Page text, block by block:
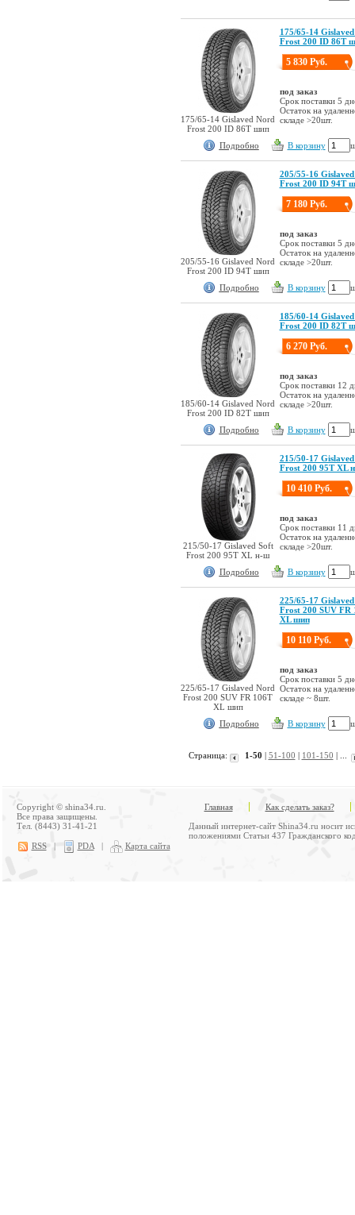
175/65-14 Gislaved Nord
Frost 200 ID 86T шип
175/65-14
Frost 200 ID 86T
5 830 Руб.
под заказ
Срок поставки 5
Остаток на
складе >20шт.
Подробно В корзину
205/55-16 Gislaved Nord
Frost 200 ID 94T шип
205/55-16
Frost 200 ID 94T
7 180 Руб.
под заказ
Срок поставки 5
Остаток на
складе >20шт.
Подробно В корзину
185/60-14 Gislaved Nord
Frost 200 ID 82T шип
185/60-14
Frost 200 ID 82T
6 270 Руб.
под заказ
Срок поставки 12
Остаток на
складе >20шт.
Подробно В корзину
215/50-17 Gislaved Soft
Frost 200 95T XL н-ш
215/50-17
Frost 200 95T XL
10 410 Руб.
под заказ
Срок поставки 11
Остаток на
складе >20шт.
Подробно В корзину
225/65-17 Gislaved Nord
Frost 200 SUV FR 106T
XL шип
225/65-17
Frost 200 SUV FR
XL шип
10 110 Руб.
под заказ
Срок поставки 5
Остаток на
складе ~ 8шт.
Подробно В корзину
Страница: 1-50 51-100 101-150
Copyright © shina34.ru.
Все права защищены.
Тел. (8443) 31-41-21
RSS | PDA | Карта сайта
Главная
Как сделать заказ?
Данный интернет-сайт Shina34.ru носит
положениями Статьи 437 Гражданского